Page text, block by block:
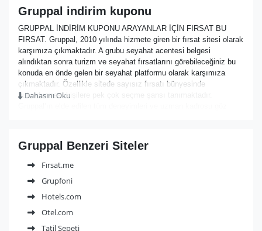
Gruppal indirim kuponu
GRUPPAL İNDİRİM KUPONU ARAYANLAR İÇİN FIRSAT BU
FIRSAT. Gruppal, 2010 yılında hizmete giren bir fırsat sitesi olarak
karşımıza çıkmaktadır. A grubu seyahat acentesi belgesi
alındıktan sonra turizm ve seyahat fırsatlarını görebileceğiniz bu
konuda en önde gelen bir seyahat platformu olarak karşımıza
çıkmaktadır. Özellikle sitede sayısız fırsatı bünyesinde
bulundurması kişilere pek çok seçme şansı tanımaktadır.
acente, otel, havayolu ve araç kiralama gibi pek çok şirketin
sunduğu cazip fırsatlar ve indirimler sizleri beklemektedir. Özellikle
toplu alımlarda müşterilere uygulanan fiyat avantajları sayesinde
karşılayan site tatil ve gezi turları konusunda oldukça güzel
fırsatlarla sizlere iyi ve kaliteli hizmet verme anlayışını
Kültür turları, Kıbrıs, gemi turu, otel ve özel fırsatlar gibi pek çok
kategoriyi içinde barındırmaktadır. Üye olan müşterilerin aynı
Dahasını Oku
Gruppal Benzeri Siteler
Fırsat.me
Grupfoni
Hotels.com
Otel.com
Tatil Sepeti